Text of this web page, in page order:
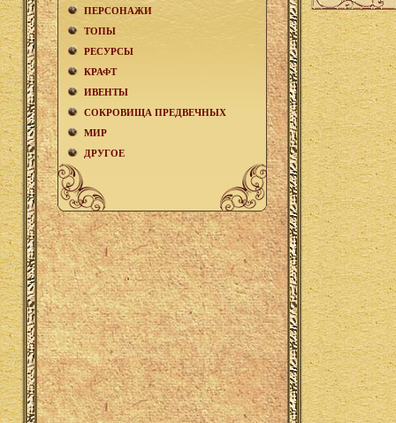
ПЕРСОНАЖИ
ТОПЫ
РЕСУРСЫ
КРАФТ
ИВЕНТЫ
СОКРОВИЩА ПРЕДВЕЧНЫХ
МИР
ДРУГОЕ